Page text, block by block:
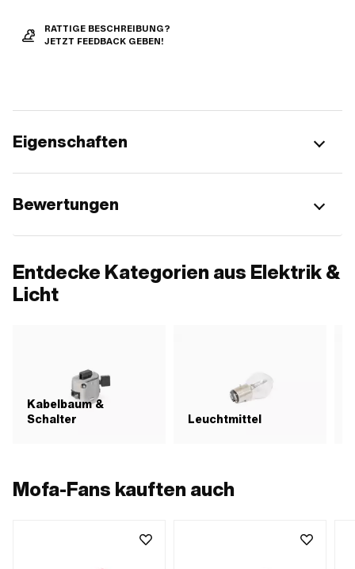
RATTIGE BESCHREIBUNG?
JETZT FEEDBACK GEBEN!
Eigenschaften
Bewertungen
Entdecke Kategorien aus Elektrik &
Licht
Kabelbaum &
Schalter
Leuchtmittel
Mofa-Fans kauften auch